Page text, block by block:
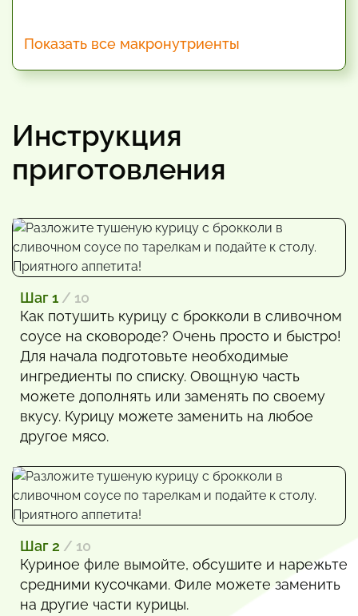
Показать все макронутриенты
Инструкция
приготовления
Шаг 1 / 10
Как потушить курицу с брокколи в сливочном
соусе на сковороде? Очень просто и быстро!
Для начала подготовьте необходимые
ингредиенты по списку. Овощную часть
можете дополнять или заменять по своему
вкусу. Курицу можете заменить на любое
другое мясо.
Шаг 2 / 10
Куриное филе вымойте, обсушите и нарежьте
средними кусочками. Филе можете заменить
на другие части курицы.